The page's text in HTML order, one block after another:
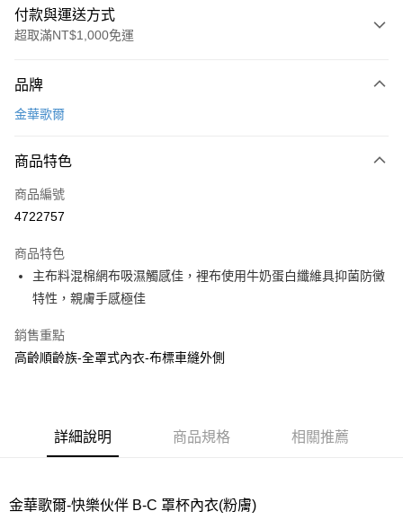
付款與運送方式
超取滿NT$1,000免運
信用卡一次付款
LINE Pay
街口支付
運送方式
全家取貨付款
每筆NT$80，滿NT$1,000(含以上)免運費
付款後全家取貨
每筆NT$80，滿NT$1,000(含以上)免運費
每筆NT$80，滿NT$1,000(含以上)免運費
品牌
金華歌爾
商品特色
商品編號
4722757
商品特色
主布料混棉網布吸濕觸感佳，裡布使用牛奶蛋白纖維具抑菌防黴
特性，親膚手感極佳
銷售重點
高齡順齡族-全罩式內衣-布標車縫外側
詳細說明 商品規格 相關推薦
金華歌爾-快樂伙伴 B-C 罩杯內衣(粉膚)